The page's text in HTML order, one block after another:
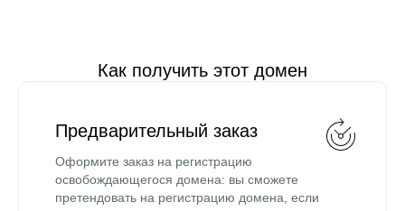
Как получить этот домен
Предварительный заказ
Оформите заказ на регистрацию
освобождающегося домена: вы сможете
претендовать на регистрацию домена, если